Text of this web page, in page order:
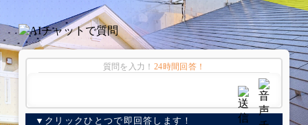
質問を入力！ 24時間回答！